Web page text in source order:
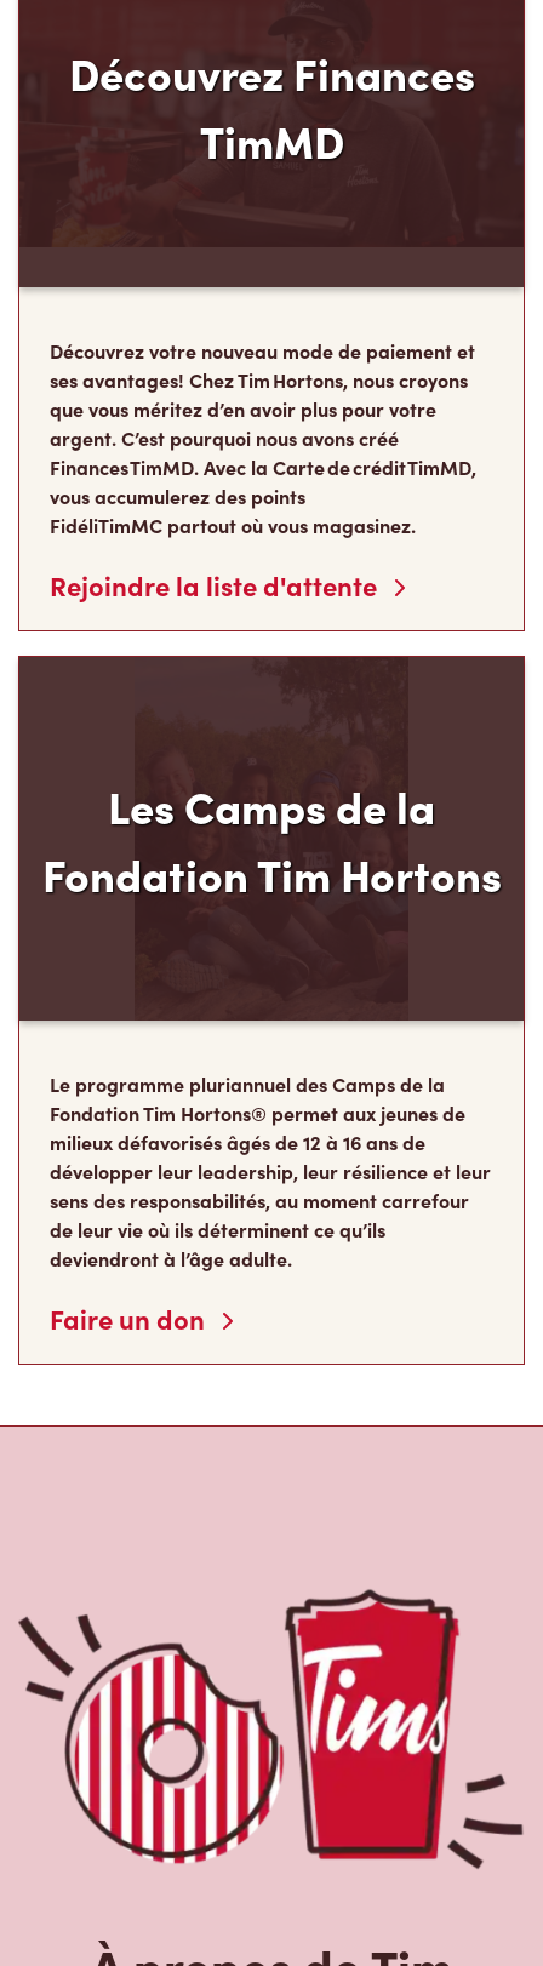
Découvrez Finances
TimMD
Découvrez votre nouveau mode de paiement et
ses avantages! Chez Tim Hortons, nous croyons
que vous méritez d’en avoir plus pour votre
argent. C’est pourquoi nous avons créé
Finances TimMD. Avec la Carte de crédit TimMD,
vous accumulerez des points
FidéliTimMC partout où vous magasinez.
Rejoindre la liste d'attente
Les Camps de la
Fondation Tim Hortons
Le programme pluriannuel des Camps de la
Fondation Tim Hortons® permet aux jeunes de
milieux défavorisés âgés de 12 à 16 ans de
développer leur leadership, leur résilience et leur
sens des responsabilités, au moment carrefour
de leur vie où ils déterminent ce qu’ils
deviendront à l’âge adulte.
Faire un don